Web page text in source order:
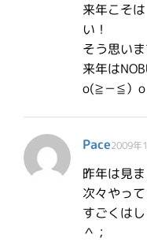
来年こそ
い！
そう思い
来年は
o(≧－≦）o
Pace2009年
昨年は見
次々やっ
すごくは
＾；